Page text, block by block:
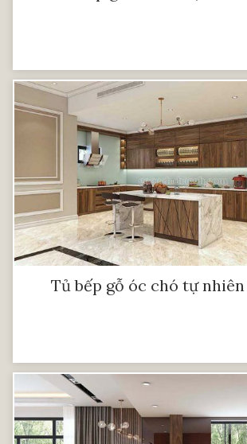
Tủ bếp gỗ óc chó tự nhiên